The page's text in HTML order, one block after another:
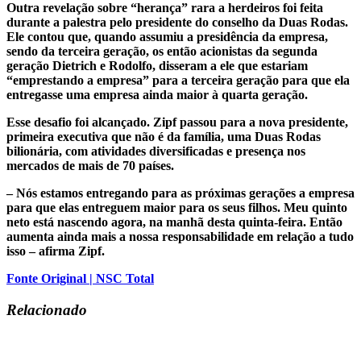
Outra revelação sobre “herança” rara a herdeiros foi feita
durante a palestra pelo presidente do conselho da Duas Rodas.
Ele contou que, quando assumiu a presidência da empresa,
sendo da terceira geração, os então acionistas da segunda
geração Dietrich e Rodolfo, disseram a ele que estariam
“emprestando a empresa” para a terceira geração para que ela
entregasse uma empresa ainda maior à quarta geração.
Esse desafio foi alcançado. Zipf passou para a nova presidente,
primeira executiva que não é da família, uma Duas Rodas
bilionária, com atividades diversificadas e presença nos
mercados de mais de 70 países.
– Nós estamos entregando para as próximas gerações a empresa
para que elas entreguem maior para os seus filhos. Meu quinto
neto está nascendo agora, na manhã desta quinta-feira. Então
aumenta ainda mais a nossa responsabilidade em relação a tudo
isso – afirma Zipf.
Fonte Original | NSC Total
Relacionado